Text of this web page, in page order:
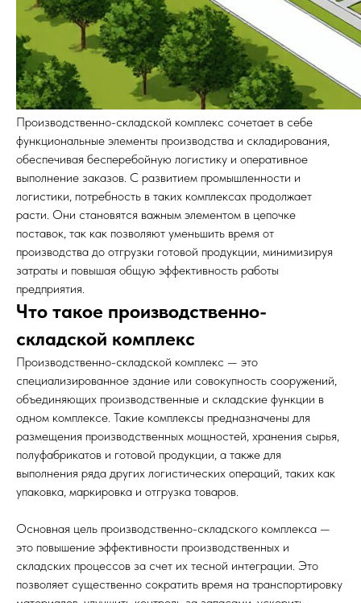
Производственно-складской комплекс сочетает в себе
функциональные элементы производства и складирования,
обеспечивая бесперебойную логистику и оперативное
выполнение заказов. С развитием промышленности и
логистики, потребность в таких комплексах продолжает
расти. Они становятся важным элементом в цепочке
поставок, так как позволяют уменьшить время от
производства до отгрузки готовой продукции, минимизируя
затраты и повышая общую эффективность работы
предприятия.
Что такое производственно-
складской комплекс
Производственно-складской комплекс — это
специализированное здание или совокупность сооружений,
объединяющих производственные и складские функции в
одном комплексе. Такие комплексы предназначены для
размещения производственных мощностей, хранения сырья,
полуфабрикатов и готовой продукции, а также для
выполнения ряда других логистических операций, таких как
упаковка, маркировка и отгрузка товаров.
Основная цель производственно-складского комплекса —
это повышение эффективности производственных и
складских процессов за счет их тесной интеграции. Это
позволяет существенно сократить время на транспортировку